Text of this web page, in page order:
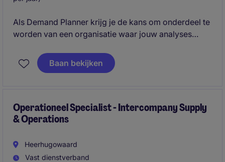
Als Demand Planner krijg je de kans om onderdeel te
worden van een organisatie waar jouw analyses
zorgt ervoor dat vraag en aanbod optimaal op elkaar
aansluiten en draagt bij aan een efficiënte supply
Baan bekijken
Operationeel Specialist - Intercompany Supply
& Operations
Heerhugowaard
Vast dienstverband